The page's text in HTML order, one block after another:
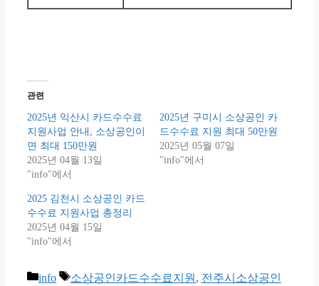
관련
2025년 익산시 카드수수료
지원사업 안내, 소상공인이
면 최대 150만원
2025년 04월 13일
"info"에서
2025년 구미시 소상공인 카
드수수료 지원 최대 50만원
2025년 05월 07일
"info"에서
2025 김천시 소상공인 카드
수수료 지원사업 총정리
2025년 04월 15일
"info"에서
Categories
info Tags
소상공인카드수수료지원 , 전주시소상공인